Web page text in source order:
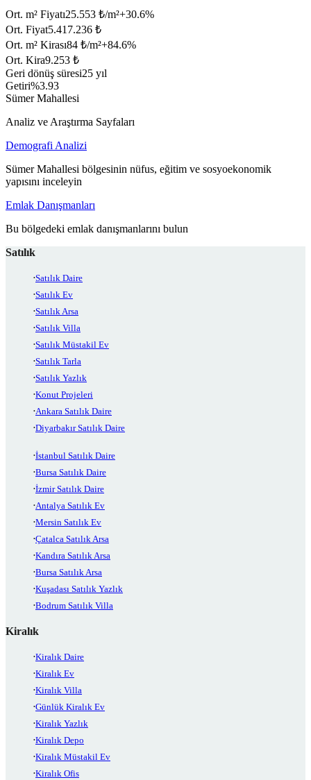
Ort. m² Fiyatı25.553 ₺/m²+30.6%
Ort. Fiyat5.417.236 ₺
Ort. m² Kirası84 ₺/m²+84.6%
Ort. Kira9.253 ₺
Geri dönüş süresi25 yıl
Getiri%3.93
Sümer Mahallesi
Analiz ve Araştırma Sayfaları
Demografi Analizi
Sümer Mahallesi bölgesinin nüfus, eğitim ve sosyoekonomik
yapısını inceleyin
Emlak Danışmanları
Bu bölgedeki emlak danışmanlarını bulun
Satılık
Satılık Daire
Satılık Ev
Satılık Arsa
Satılık Villa
Satılık Müstakil Ev
Satılık Tarla
Satılık Yazlık
Konut Projeleri
Ankara Satılık Daire
Diyarbakır Satılık Daire
İstanbul Satılık Daire
Bursa Satılık Daire
İzmir Satılık Daire
Antalya Satılık Ev
Mersin Satılık Ev
Çatalca Satılık Arsa
Kandıra Satılık Arsa
Bursa Satılık Arsa
Kuşadası Satılık Yazlık
Bodrum Satılık Villa
Kiralık
Kiralık Daire
Kiralık Ev
Kiralık Villa
Günlük Kiralık Ev
Kiralık Yazlık
Kiralık Depo
Kiralık Müstakil Ev
Kiralık Ofis